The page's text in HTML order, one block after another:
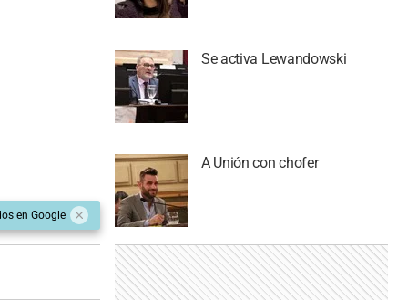
en Google
Se activa Lewandowski
A Unión con chofer